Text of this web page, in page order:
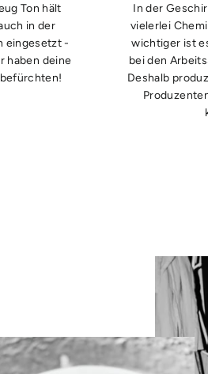
Ton hält
in der
eingesetzt -
haben deine
In der
vielerlei
wichtiger ist
bei den
Deshalb